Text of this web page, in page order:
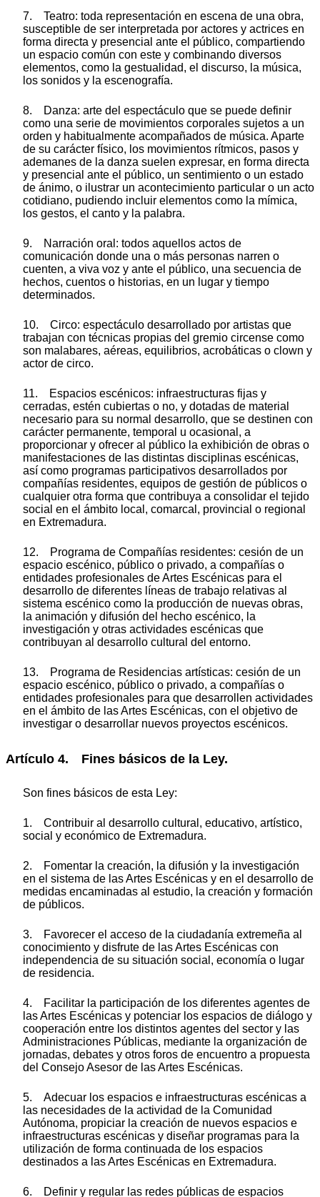
7. Teatro: toda representación en escena de una obra,
susceptible de ser interpretada por actores y actrices en
forma directa y presencial ante el público, compartiendo
un espacio común con este y combinando diversos
elementos, como la gestualidad, el discurso, la música,
los sonidos y la escenografía.
8. Danza: arte del espectáculo que se puede definir
como una serie de movimientos corporales sujetos a un
orden y habitualmente acompañados de música. Aparte
de su carácter físico, los movimientos rítmicos, pasos y
ademanes de la danza suelen expresar, en forma directa
y presencial ante el público, un sentimiento o un estado
de ánimo, o ilustrar un acontecimiento particular o un acto
cotidiano, pudiendo incluir elementos como la mímica,
los gestos, el canto y la palabra.
9. Narración oral: todos aquellos actos de
comunicación donde una o más personas narren o
cuenten, a viva voz y ante el público, una secuencia de
hechos, cuentos o historias, en un lugar y tiempo
determinados.
10. Circo: espectáculo desarrollado por artistas que
trabajan con técnicas propias del gremio circense como
son malabares, aéreas, equilibrios, acrobáticas o clown y
actor de circo.
11. Espacios escénicos: infraestructuras fijas y
cerradas, estén cubiertas o no, y dotadas de material
necesario para su normal desarrollo, que se destinen con
carácter permanente, temporal u ocasional, a
proporcionar y ofrecer al público la exhibición de obras o
manifestaciones de las distintas disciplinas escénicas,
así como programas participativos desarrollados por
compañías residentes, equipos de gestión de públicos o
cualquier otra forma que contribuya a consolidar el tejido
social en el ámbito local, comarcal, provincial o regional
en Extremadura.
12. Programa de Compañías residentes: cesión de un
espacio escénico, público o privado, a compañías o
entidades profesionales de Artes Escénicas para el
desarrollo de diferentes líneas de trabajo relativas al
sistema escénico como la producción de nuevas obras,
la animación y difusión del hecho escénico, la
investigación y otras actividades escénicas que
contribuyan al desarrollo cultural del entorno.
13. Programa de Residencias artísticas: cesión de un
espacio escénico, público o privado, a compañías o
entidades profesionales para que desarrollen actividades
en el ámbito de las Artes Escénicas, con el objetivo de
investigar o desarrollar nuevos proyectos escénicos.
Artículo 4. Fines básicos de la Ley.
Son fines básicos de esta Ley:
1. Contribuir al desarrollo cultural, educativo, artístico,
social y económico de Extremadura.
2. Fomentar la creación, la difusión y la investigación
en el sistema de las Artes Escénicas y en el desarrollo de
medidas encaminadas al estudio, la creación y formación
de públicos.
3. Favorecer el acceso de la ciudadanía extremeña al
conocimiento y disfrute de las Artes Escénicas con
independencia de su situación social, economía o lugar
de residencia.
4. Facilitar la participación de los diferentes agentes de
las Artes Escénicas y potenciar los espacios de diálogo y
cooperación entre los distintos agentes del sector y las
Administraciones Públicas, mediante la organización de
jornadas, debates y otros foros de encuentro a propuesta
del Consejo Asesor de las Artes Escénicas.
5. Adecuar los espacios e infraestructuras escénicas a
las necesidades de la actividad de la Comunidad
Autónoma, propiciar la creación de nuevos espacios e
infraestructuras escénicas y diseñar programas para la
utilización de forma continuada de los espacios
destinados a las Artes Escénicas en Extremadura.
6. Definir y regular las redes públicas de espacios